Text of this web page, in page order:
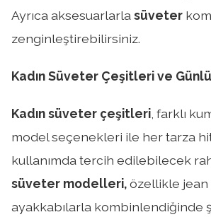
Ayrıca aksesuarlarlasüveter
zenginleştirebilirsiniz.
Kadın Süveter Çeşitleri ve
Kadın süveter çeşitleri , farklı
model seçenekleri ile her tarza
kullanımda tercih edilebilecek
süveter modelleri,özellikle jean
ayakkabılarla kombinlendiğinde